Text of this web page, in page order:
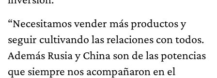
“Necesitamos vender más productos y
seguir cultivando las relaciones con todos.
Además Rusia y China son de las potencias
que siempre nos acompañaron en el